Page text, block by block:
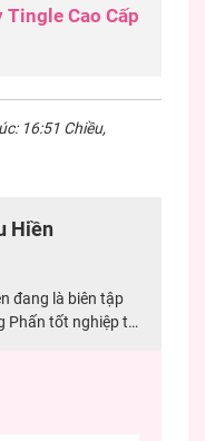
Tingle Cao Cấp
16:51 Chiều,
Hiền
đang là biên tập
Phấn tốt nghiệp tại
xác nhất cho